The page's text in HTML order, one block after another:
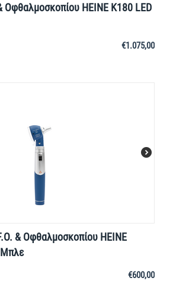
Οφθαλμοσκοπίου HEINE K180 LED
€1.075,00
& Οφθαλμοσκοπίου HEINE
€600,00